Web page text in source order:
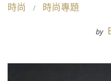
時尚 時尚專題
by